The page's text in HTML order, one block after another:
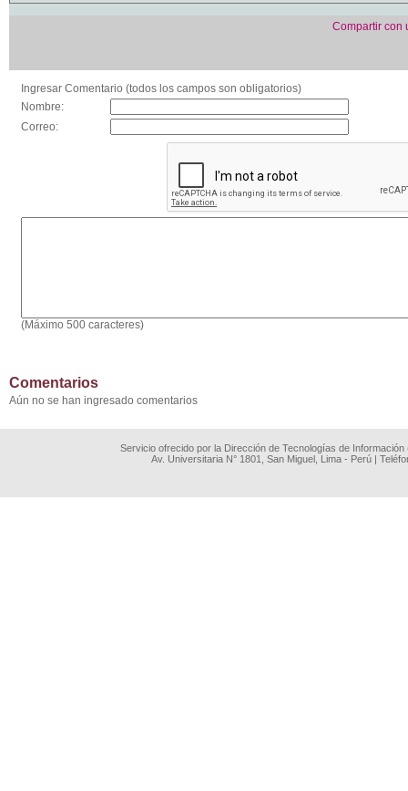
Compartir con
Ingresar Comentario (todos los campos son obligatorios)
Nombre:
Correo:
(Máximo 500 caracteres)
Comentarios
Aún no se han ingresado comentarios
Servicio ofrecido por la Dirección de Tecnologías de
Av. Universitaria N° 1801, San Miguel, Lima - Perú |